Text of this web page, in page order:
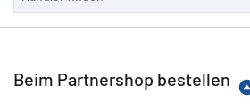
Beim Partnershop bestellen